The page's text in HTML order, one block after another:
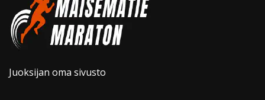
Juoksijan oma sivusto